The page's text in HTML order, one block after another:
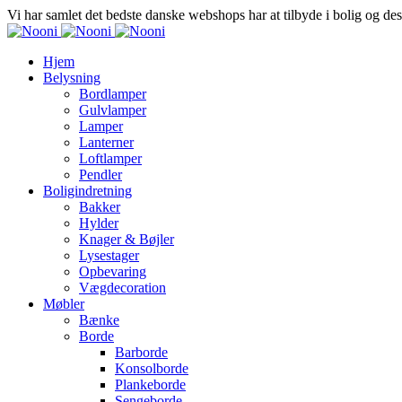
Vi har samlet det bedste danske webshops har at tilbyde i bolig og
Hjem
Belysning
Bordlamper
Gulvlamper
Lamper
Lanterner
Loftlamper
Pendler
Boligindretning
Bakker
Hylder
Knager & Bøjler
Lysestager
Opbevaring
Vægdecoration
Møbler
Bænke
Borde
Barborde
Konsolborde
Plankeborde